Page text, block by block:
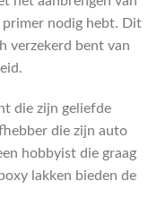
primer nodig hebt. Dit
verzekerd bent van
die zijn geliefde
die zijn auto
hobbyist die graag
lakken bieden de